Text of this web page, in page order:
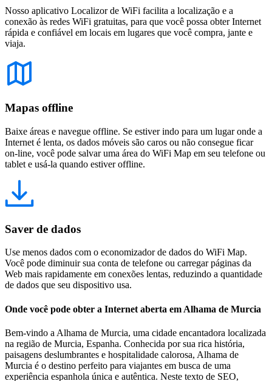
Nosso aplicativo Localizor de WiFi facilita a localização e a
conexão às redes WiFi gratuitas, para que você possa obter Internet
rápida e confiável em locais em lugares que você compra, jante e
viaja.
Mapas offline
Baixe áreas e navegue offline. Se estiver indo para um lugar onde a
Internet é lenta, os dados móveis são caros ou não consegue ficar
on-line, você pode salvar uma área do WiFi Map em seu telefone ou
tablet e usá-la quando estiver offline.
Saver de dados
Use menos dados com o economizador de dados do WiFi Map.
Você pode diminuir sua conta de telefone ou carregar páginas da
Web mais rapidamente em conexões lentas, reduzindo a quantidade
de dados que seu dispositivo usa.
Onde você pode obter a Internet aberta em Alhama de Murcia
Bem-vindo a Alhama de Murcia, uma cidade encantadora localizada
na região de Murcia, Espanha. Conhecida por sua rica história,
paisagens deslumbrantes e hospitalidade calorosa, Alhama de
Murcia é o destino perfeito para viajantes em busca de uma
experiência espanhola única e autêntica. Neste texto de SEO,